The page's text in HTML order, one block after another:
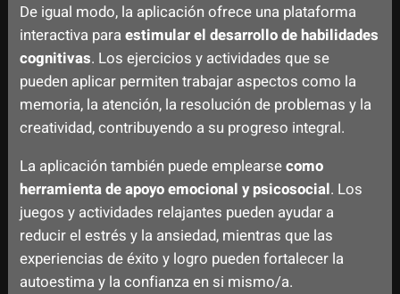
De igual modo, la aplicación ofrece una plataforma
interactiva paraestimular el desarrollo de habilidades
cognitivas. Los ejercicios y actividades que se
pueden aplicar permiten trabajar aspectos como la
memoria, la atención, la resolución de problemas y la
creatividad, contribuyendo a su progreso integral.
La aplicación también puede emplearsecomo
herramienta de apoyo emocional y psicosocial. Los
juegos y actividades relajantes pueden ayudar a
reducir el estrés y la ansiedad, mientras que las
experiencias de éxito y logro pueden fortalecer la
autoestima y la confianza en si mismo/a.